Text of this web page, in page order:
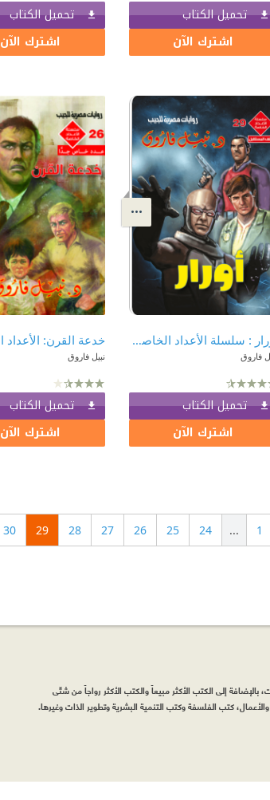
تحميل الكتاب
اشترك الآن
تحميل الكتاب
اشترك الآن
أورار : سلسلة الأعداد الخاصة ( ملف المستقبل - رجل المستحيل ) 29
فاروق
تحميل الكتاب
اشترك الآن
نبيل فاروق
تحميل الكتاب
اشترك الآن
1
...
24
25
26
27
28
29
30
إلى الكتب الأكثر مبيعاً والكتب الأكثر رواجاً من شتّى
كتب الفلسفة وكتب التنمية البشرية وتطوير الذات وغيرها.